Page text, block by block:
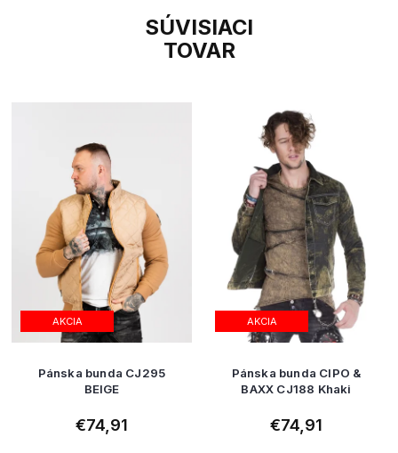
SÚVISIACI
TOVAR
AKCIA
Pánska bunda CJ295
BEIGE
€74,91
AKCIA
Pánska bunda CIPO &
BAXX CJ188 Khaki
€74,91